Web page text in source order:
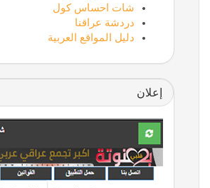
شات احساس كول
دردشة عراقنا
دليل المواقع العربية
إعلان